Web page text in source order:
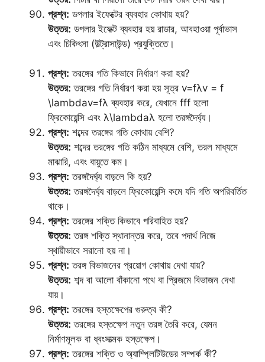
প্রশ্ন: ডপলার ইফেক্টের ব্যবহার কোথায় হয়?
উত্তর: ডপলার ইফেক্ট ব্যবহার হয় রাডার, আবহাওয়া পূর্বাভাস
এবং চিকিৎসা (উল্ট্রাসাউন্ড) প্রযুক্তিতে।
প্রশ্ন: তরঙ্গের গতি কিভাবে নির্ধারণ করা হয়?
উত্তর: তরঙ্গের গতি নির্ধারণ করা হয় সূত্র v=fλv = f
\lambdav=fλ ব্যবহার করে, যেখানে fff হলো
ফ্রিকোয়েন্সি এবং λ\lambdaλ হলো তরঙ্গদৈর্ঘ্য।
প্রশ্ন: শব্দের তরঙ্গের গতি কোথায় বেশি?
উত্তর: শব্দের তরঙ্গের গতি কঠিন মাধ্যমে বেশি, তরল মাধ্যমে
মাঝারি, এবং বায়ুতে কম।
প্রশ্ন: তরঙ্গদৈর্ঘ্য বাড়লে কি হয়?
উত্তর: তরঙ্গদৈর্ঘ্য বাড়লে ফ্রিকোয়েন্সি কমে যদি গতি অপরিবর্তিত
থাকে।
প্রশ্ন: তরঙ্গের শক্তি কিভাবে পরিবাহিত হয়?
উত্তর: তরঙ্গ শক্তি স্থানান্তর করে, তবে পদার্থ নিজে
স্থায়ীভাবে সরানো হয় না।
প্রশ্ন: তরঙ্গ বিভাজনের প্রয়োগ কোথায় দেখা যায়?
উত্তর: শব্দ বা আলো বাঁকানো পথে বা প্রিজমে বিভাজন দেখা
যায়।
প্রশ্ন: তরঙ্গের হস্তক্ষেপের গুরুত্ব কী?
উত্তর: তরঙ্গের হস্তক্ষেপ নতুন তরঙ্গ তৈরি করে, যেমন
নির্মাণমূলক বা ধ্বংসাত্মক হস্তক্ষেপ।
প্রশ্ন: তরঙ্গের শক্তি ও অ্যাম্প্লিটিউডের সম্পর্ক কী?